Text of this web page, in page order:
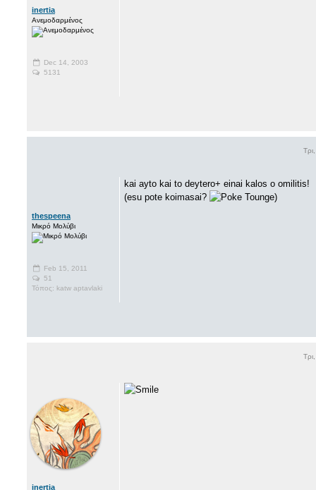
inertia
Ανεμοδαρμένος
Dec 14, 2003
5131
thespeena
Μικρό Μολύβι
Feb 15, 2011
51
Τόπος: katw aptavlaki
kai ayto kai to deytero+ einai kalos o omilitis!
(esu pote koimasai?
)
inertia